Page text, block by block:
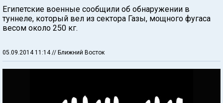
Египетские военные сообщили об обнаружении в
туннеле, который вел из сектора Газы, мощного фугаса
весом около 250 кг.
05.09.2014 11:14// Ближний Восток